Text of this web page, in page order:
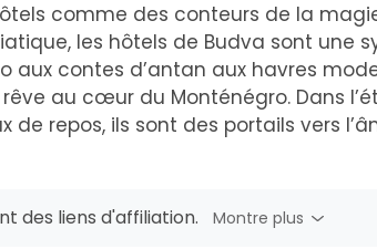
comme des conteurs de la
les hôtels de Budva sont une
aux contes d’antan aux havres
au cœur du Monténégro. Dans
de repos, ils sont des portails vers
des liens d'affiliation. Montre plus